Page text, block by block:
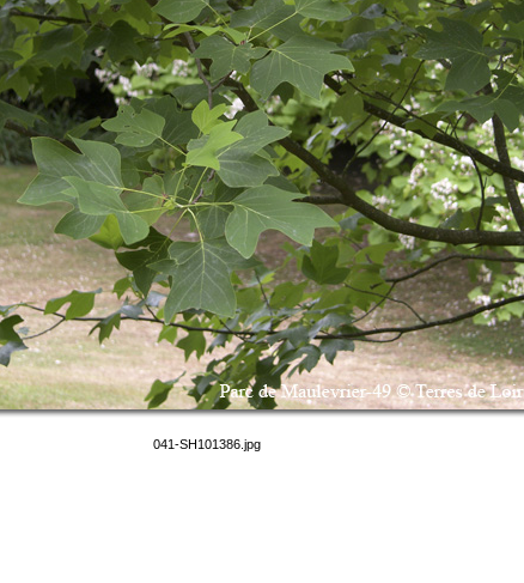
041-SH101386.jpg